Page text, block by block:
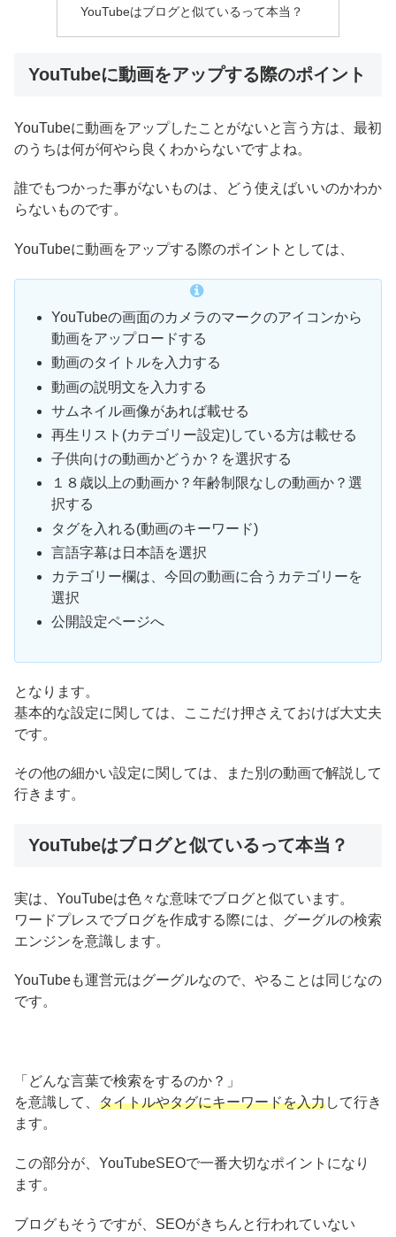
YouTubeはブログと似ているって本当？
YouTubeに動画をアップする際のポイント
YouTubeに動画をアップしたことがないと言う方は、最初
のうちは何が何やら良くわからないですよね。
誰でもつかった事がないものは、どう使えばいいのかわか
らないものです。
YouTubeに動画をアップする際のポイントとしては、
YouTubeの画面のカメラのマークのアイコンから
動画をアップロードする
動画のタイトルを入力する
動画の説明文を入力する
サムネイル画像があれば載せる
再生リスト(カテゴリー設定)している方は載せる
子供向けの動画かどうか？を選択する
１８歳以上の動画か？年齢制限なしの動画か？選
択する
タグを入れる(動画のキーワード)
言語字幕は日本語を選択
カテゴリー欄は、今回の動画に合うカテゴリーを
選択
公開設定ページへ
となります。
基本的な設定に関しては、ここだけ押さえておけば大丈夫
です。
その他の細かい設定に関しては、また別の動画で解説して
行きます。
YouTubeはブログと似ているって本当？
実は、YouTubeは色々な意味でブログと似ています。
ワードプレスでブログを作成する際には、グーグルの検索
エンジンを意識します。
YouTubeも運営元はグーグルなので、やることは同じなの
です。
「どんな言葉で検索をするのか？」
を意識して、 タイトルやタグにキーワードを入力して行き
ます。
この部分が、YouTubeSEOで一番大切なポイントになり
ます。
ブログもそうですが、SEOがきちんと行われていない